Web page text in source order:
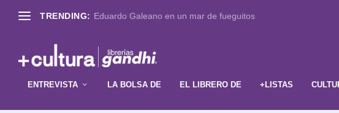
TRENDING: Eduardo Galeano en un mar de fueguitos
ENTREVISTA LA BOLSA DE EL LIBRERO DE +LISTAS